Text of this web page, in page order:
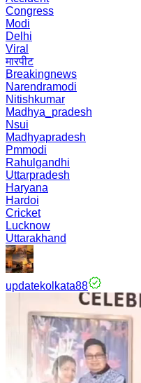
Congress
Modi
Delhi
Viral
मारपीट
Breakingnews
Narendramodi
Nitishkumar
Madhya_pradesh
Nsui
Madhyapradesh
Pmmodi
Rahulgandhi
Uttarpradesh
Haryana
Hardoi
Cricket
Lucknow
Uttarakhand
updatekolkata88